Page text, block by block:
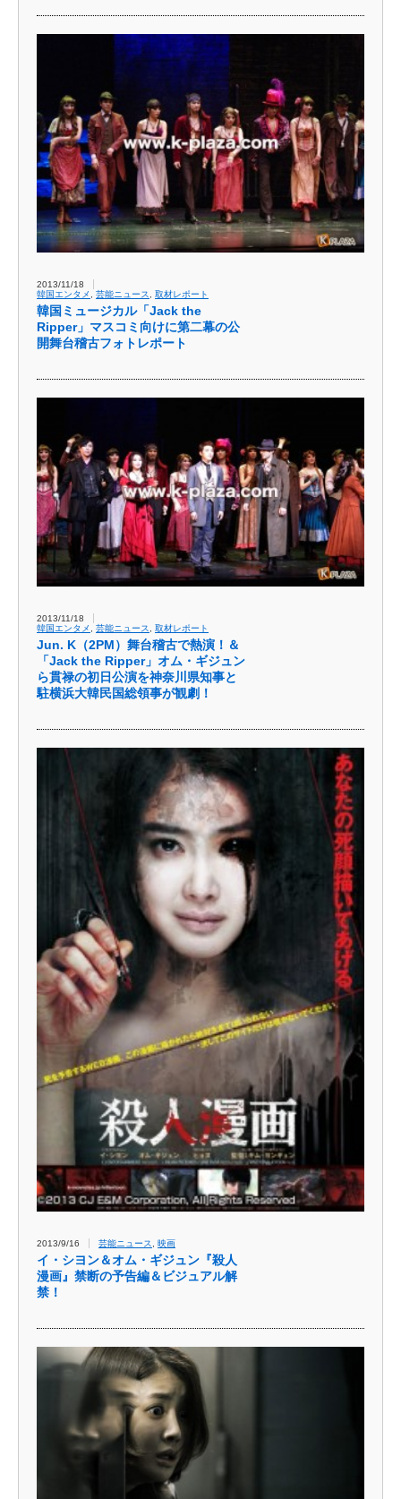
2013/11/18
韓国エンタメ
芸能ニュース 取材レポート
韓国ミュージカル「Jack the
Ripper」マスコミ向けに第二幕の公
開舞台稽古フォトレポート
2013/11/18
韓国エンタメ
芸能ニュース 取材レポート
Jun. K（2PM）舞台稽古で熱演！＆
「Jack the Ripper」オム・ギジュン
ら貫禄の初日公演を神奈川県知事と
駐横浜大韓民国総領事が観劇！
2013/9/16 芸能ニュース 映画
イ・シヨン＆オ​ム・ギジュン『殺人
漫​画』禁断の予告編＆ビ​ジュアル解
禁！